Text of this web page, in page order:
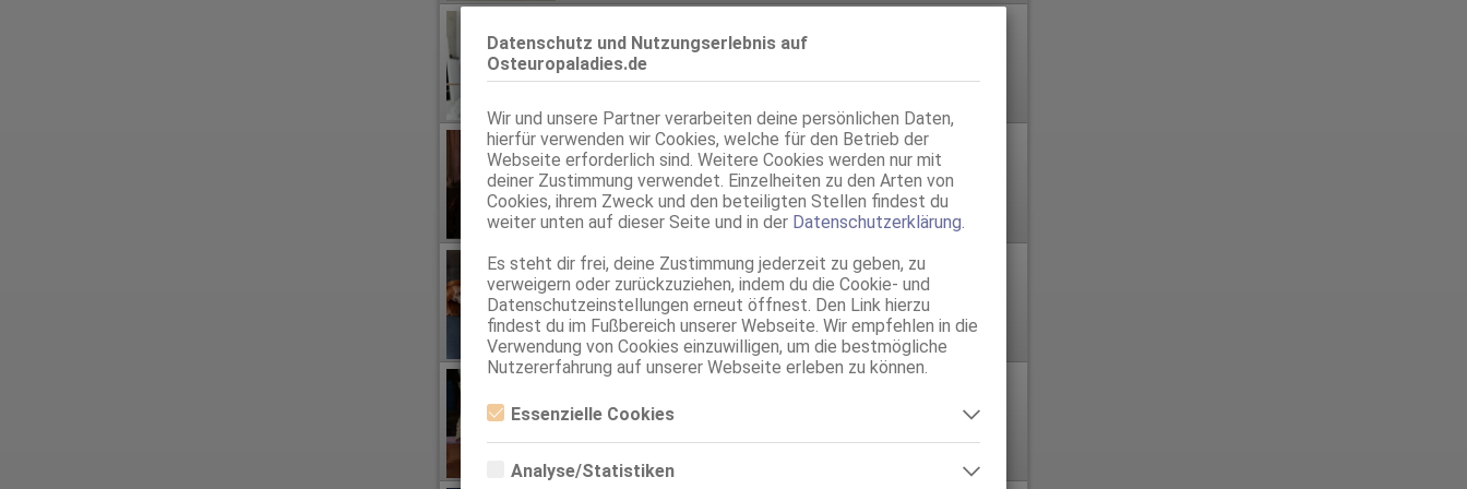
Datenschutz und Nutzungserlebnis auf
Osteuropaladies.de
Wir und unsere Partner verarbeiten deine persönlichen Daten,
hierfür verwenden wir Cookies, welche für den Betrieb der
Webseite erforderlich sind. Weitere Cookies werden nur mit
deiner Zustimmung verwendet. Einzelheiten zu den Arten von
Cookies, ihrem Zweck und den beteiligten Stellen findest du
weiter unten auf dieser Seite und in der Datenschutzerklärung.
Es steht dir frei, deine Zustimmung jederzeit zu geben, zu
verweigern oder zurückzuziehen, indem du die Cookie- und
Datenschutzeinstellungen erneut öffnest. Den Link hierzu
findest du im Fußbereich unserer Webseite. Wir empfehlen in die
Verwendung von Cookies einzuwilligen, um die bestmögliche
Nutzererfahrung auf unserer Webseite erleben zu können.
Essenzielle Cookies
Essenzielle Cookies sind alle notwendigen Cookies, die für den Betrieb
werden. Die Webseite kann ohne diese Cookies nicht richtig
Analyse/Statistiken
LIZA
35 Jahre, 75C, KF 36, 1.73m, 63 kg, total rasiert, osteuropäisch
Gera
80E(DD), KF 38/40, 1.70m, total rasiert, osteuropäisch
ZK, 69, NSa, dominant, Franz b. Ihr, BV, AV b. Ihm
Gera
Lizi *Girlsfriends Felling *
25 Jahre, 75B, KF 34, 1.70m, 50 kg, total rasiert, osteuropäisch
ZK, AV, 69, GF6, NSa, devot, Franz b. Ihr
Zeitz
OLIVIA